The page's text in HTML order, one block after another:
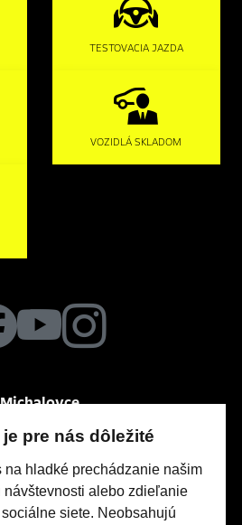
TESTOVACIA JAZDA
VOZIDLÁ SKLADOM
Michalovce
Opel
pre nás dôležité
na hladké prechádzanie našim
návštevnosti alebo zdieľanie
siete. Neobsahujú